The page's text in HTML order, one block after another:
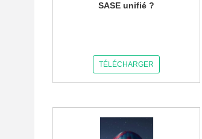
SASE unifié ?
TÉLÉCHARGER